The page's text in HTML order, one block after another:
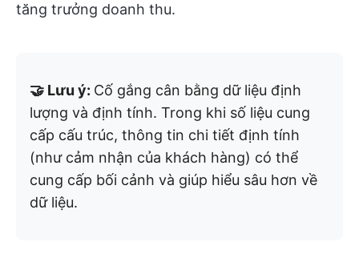
tăng trưởng doanh thu.
🤝 Lưu ý: Cố gắng cân bằng dữ liệu định
lượng và định tính. Trong khi số liệu cung
cấp cấu trúc, thông tin chi tiết định tính
(như cảm nhận của khách hàng) có thể
cung cấp bối cảnh và giúp hiểu sâu hơn về
dữ liệu.